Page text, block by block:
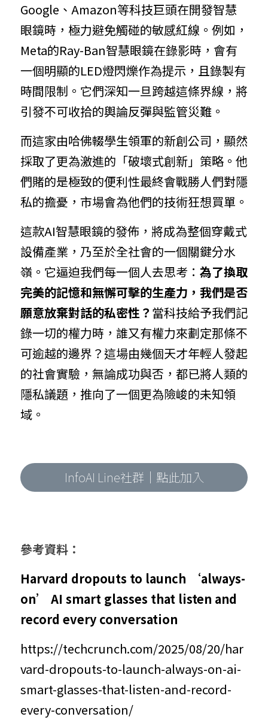
Google、Amazon等科技巨頭在開發智慧
眼鏡時，極力避免觸碰的敏感紅線。例如，
Meta的Ray-Ban智慧眼鏡在錄影時，會有
一個明顯的LED燈閃爍作為提示，且錄製有
時間限制。它們深知一旦跨越這條界線，將
引發不可收拾的輿論反彈與監管災難。
而這家由哈佛輟學生領軍的新創公司，顯然
採取了更為激進的「破壞式創新」策略。他
們賭的是極致的便利性最終會戰勝人們對隱
私的擔憂，市場會為他們的技術狂想買單。
這款AI智慧眼鏡的發佈，將成為整個穿戴式
設備產業，乃至於全社會的一個關鍵分水
嶺。它逼迫我們每一個人去思考： 為了換取
完美的記憶和無懈可擊的生產力，我們是否
願意放棄對話的私密性？ 當科技給予我們記
錄一切的權力時，誰又有權力來劃定那條不
可逾越的邊界？這場由幾個天才年輕人發起
的社會實驗，無論成功與否，都已將人類的
隱私議題，推向了一個更為險峻的未知領
域。
InfoAI Line社群｜點此加入
參考資料：
Harvard dropouts to launch ‘always-
on’ AI smart glasses that listen and
record every conversation
https://techcrunch.com/2025/08/20/har
vard-dropouts-to-launch-always-on-ai-
smart-glasses-that-listen-and-record-
every-conversation/